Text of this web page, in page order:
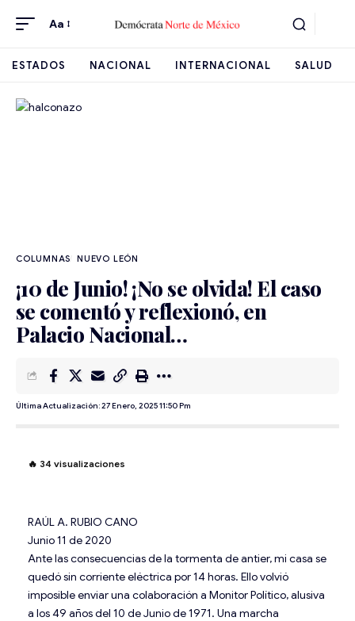
Aa
ESTADOS NACIONAL INTERNACIONAL SALUD
NUEVO LEÓN
¡10 de Junio! ¡No se olvida! El caso
se comentó y reflexionó, en
Palacio Nacional…
Última Actualización: 27 Enero, 2025 11:50 Pm
🔥 34 visualizaciones
RAÚL A. RUBIO CANO
Junio 11 de 2020
Ante las consecuencias de la tormenta de antier, mi casa se
quedó sin corriente eléctrica por 14 horas. Ello volvió
imposible enviar una colaboración a Monitor Político, alusiva
a los 49 años del 10 de Junio de 1971. Una marcha